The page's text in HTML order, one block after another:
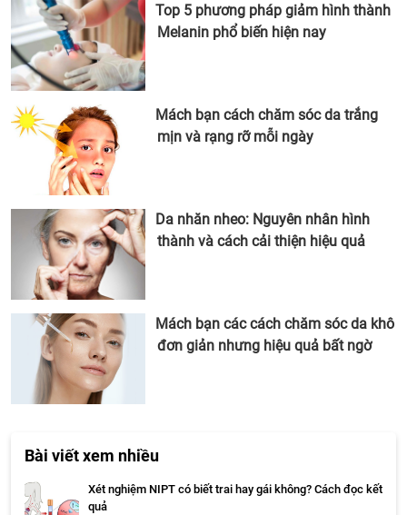
Top 5 phương pháp giảm hình thành
Melanin phổ biến hiện nay
Mách bạn cách chăm sóc da trắng
mịn và rạng rỡ mỗi ngày
Da nhăn nheo: Nguyên nhân hình
thành và cách cải thiện hiệu quả
Mách bạn các cách chăm sóc da khô
đơn giản nhưng hiệu quả bất ngờ
Bài viết xem nhiều
Xét nghiệm NIPT có biết trai hay gái không? Cách đọc kết
quả